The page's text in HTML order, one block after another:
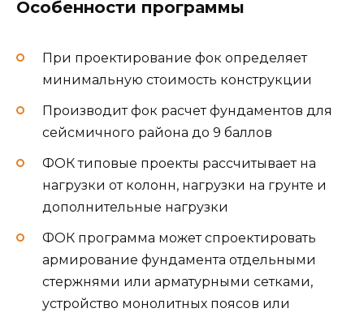
Особенности программы
При проектирование фок определяет
минимальную стоимость конструкции
Производит фок расчет фундаментов для
сейсмичного района до 9 баллов
ФОК типовые проекты рассчитывает на
нагрузки от колонн, нагрузки на грунте и
дополнительные нагрузки
ФОК программа может спроектировать
армирование фундамента отдельными
стержнями или арматурными сетками,
устройство монолитных поясов или